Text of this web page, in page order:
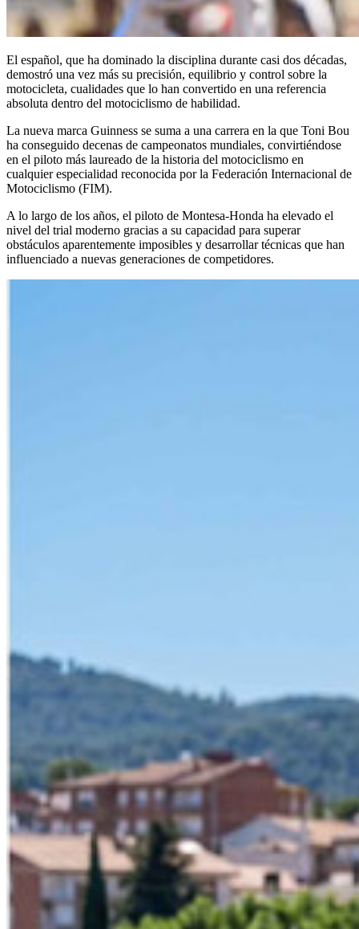
El español, que ha dominado la disciplina durante casi dos décadas,
demostró una vez más su precisión, equilibrio y control sobre la
motocicleta, cualidades que lo han convertido en una referencia
absoluta dentro del motociclismo de habilidad.
La nueva marca Guinness se suma a una carrera en la que Toni Bou
ha conseguido decenas de campeonatos mundiales, convirtiéndose
en el piloto más laureado de la historia del motociclismo en
cualquier especialidad reconocida por la Federación Internacional de
Motociclismo (FIM).
A lo largo de los años, el piloto de Montesa-Honda ha elevado el
nivel del trial moderno gracias a su capacidad para superar
obstáculos aparentemente imposibles y desarrollar técnicas que han
influenciado a nuevas generaciones de competidores.